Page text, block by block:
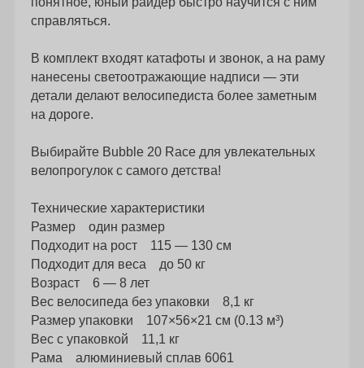
справляться.
В комплект входят катафоты и звонок, а на раму
нанесены светоотражающие надписи — эти
детали делают велосипедиста более заметным
на дороге.
Выбирайте Bubble 20 Race для увлекательных
велопрогулок с самого детства!
Технические характеристики
Размер один размер
Подходит на рост 115 — 130 см
Подходит для веса до 50 кг
Возраст 6 — 8 лет
Вес велосипеда без упаковки 8,1 кг
Размер упаковки 107×56×21 см (0.13 м³)
Вес с упаковкой 11,1 кг
Рама алюминиевый сплав 6061